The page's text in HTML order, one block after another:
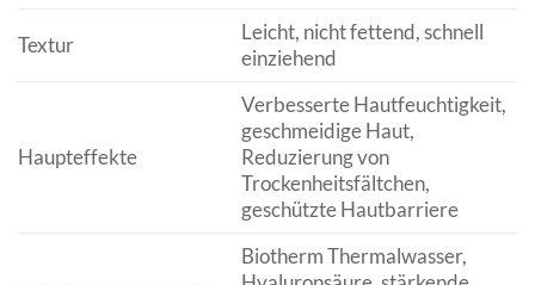
Textur
Leicht, nicht fettend, schnell
einziehend
Haupteffekte
Verbesserte Hautfeuchtigkeit,
geschmeidige Haut,
Reduzierung von
Trockenheitsfältchen,
geschützte Hautbarriere
Biotherm Thermalwasser,